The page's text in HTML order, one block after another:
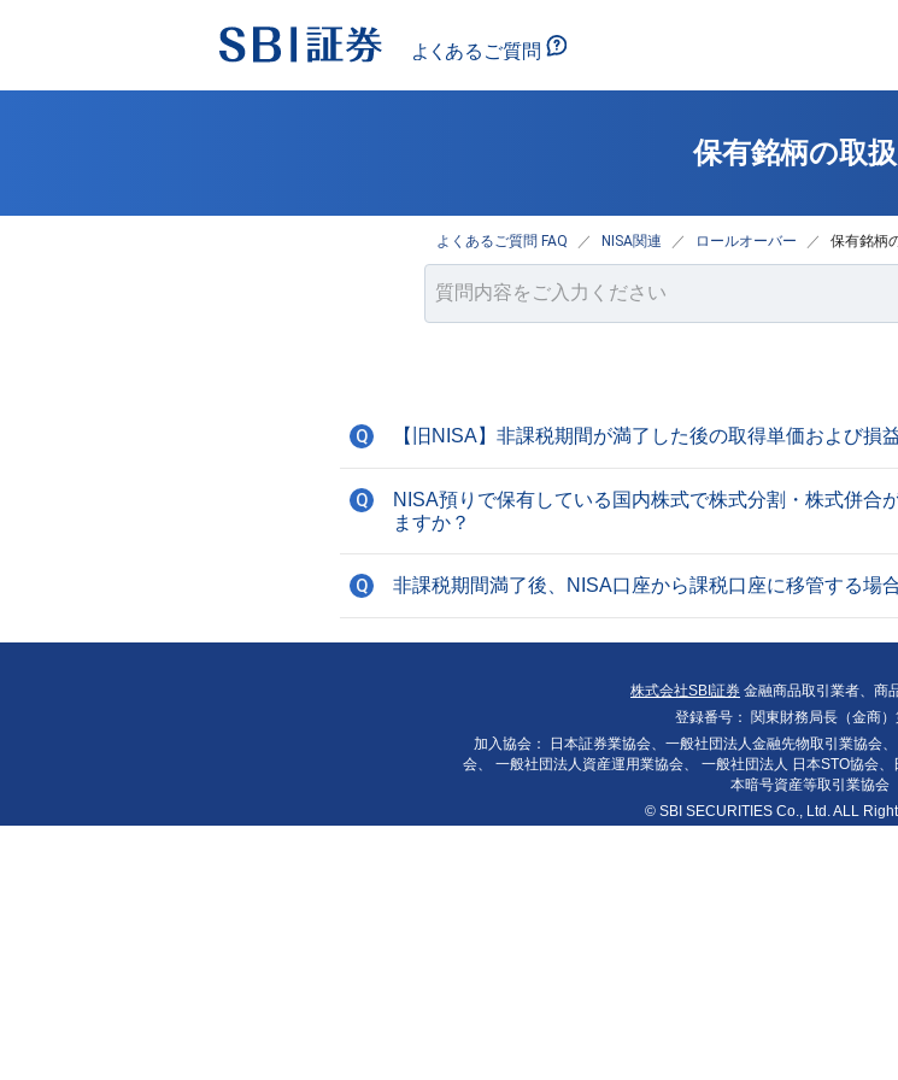
保有銘柄の取
よくあるご質問 FAQ NISA関連 ロールオーバー 保有銘柄
Q 【旧NISA】非課税期間が満了した後の取得単価および損
Q
NISA預りで保有している国内株式で株式分割・株式併合
ますか？
Q 非課税期間満了後、NISA口座から課税口座に移管する場
株式会社SBI証券 金融商品取引業者、商
登録番号：
関東財務局長（金商
加入協会：
日本証券業協会、一般社団法人金融先物取引業協会、
会、
一般社団法人資産運用業協会、 一般社団法人 日本STO協会、
本暗号資産等取引業協会
© SBI SECURITIES Co., Ltd. ALL